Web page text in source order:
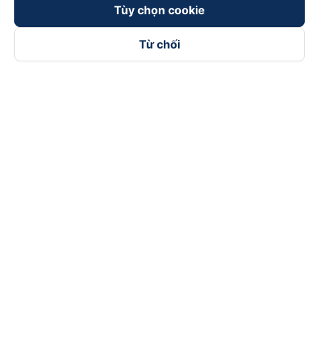
Đối tác thanh toán
Tùy chọn cookie
Từ chối